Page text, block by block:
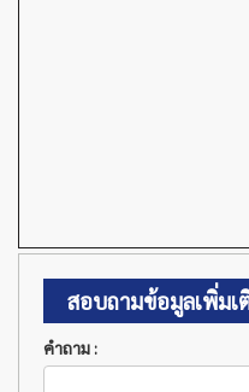
สอบถามข้อมูลเพิ่มเ
คำถาม :